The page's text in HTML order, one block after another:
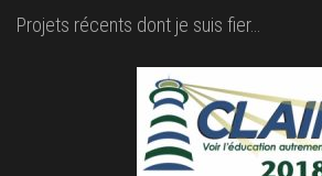
Projets récents dont je suis fier…